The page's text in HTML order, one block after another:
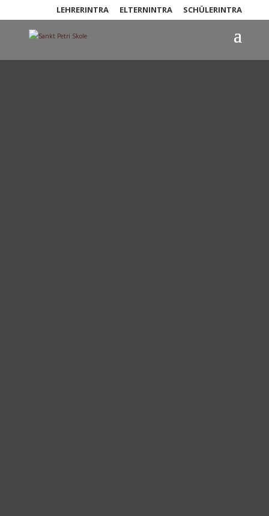
LEHRERINTRA ELTERNINTRA SCHÜLERINTRA